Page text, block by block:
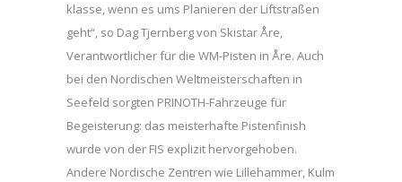
klasse, wenn es ums Planieren der Liftstraßen
geht“, so Dag Tjernberg von Skistar Åre,
Verantwortlicher für die WM-Pisten in Åre. Auch
bei den Nordischen Weltmeisterschaften in
Seefeld sorgten PRINOTH-Fahrzeuge für
Begeisterung: das meisterhafte Pistenfinish
wurde von der FIS explizit hervorgehoben.
Andere Nordische Zentren wie Lillehammer, Kulm